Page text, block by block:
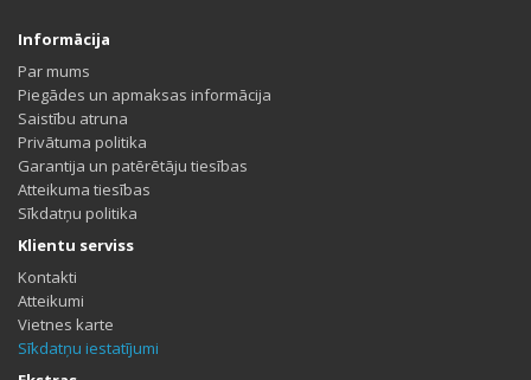
Informācija
Par mums
Piegādes un apmaksas informācija
Saistību atruna
Privātuma politika
Garantija un patērētāju tiesības
Atteikuma tiesības
Sīkdatņu politika
Klientu serviss
Kontakti
Atteikumi
Vietnes karte
Sīkdatņu iestatījumi